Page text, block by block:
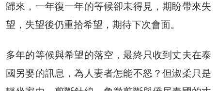
歸來，一年復一年的等候卻未得見，期盼帶來失
望，失望後仍重拾希望，期待下次會面。
多年的等候與希望的落空，最終只收到丈夫在泰
國另娶的訊息，為人妻者怎能不怒？但淑柔只是